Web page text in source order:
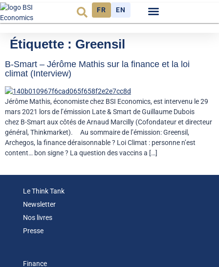
FR EN
Étiquette : Greensil
B-Smart – Jérôme Mathis sur la finance et la loi
climat (Interview)
Jérôme Mathis, économiste chez BSI Economics, est intervenu le 29
mars 2021 lors de l’émission Late & Smart de Guillaume Dubois
chez B-Smart aux côtés de Arnaud Marcilly (Cofondateur et directeur
général, Thinkmarket). Au sommaire de l’émission: Greensil,
Archegos, la finance déraisonnable ? Loi Climat : personne n’est
content… bon signe ? La question des vaccins a […]
Le Think Tank
Newsletter
Nos livres
Presse
Finance